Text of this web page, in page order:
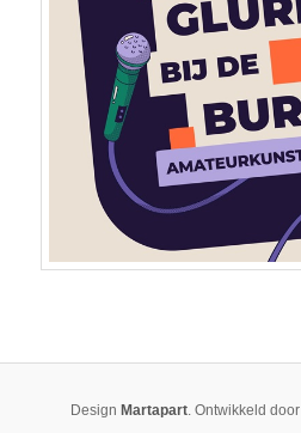
Design Martapart. Ontwikkeld door